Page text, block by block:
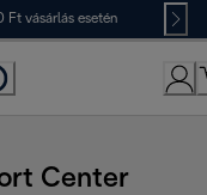
Ft vásárlás esetén
Center